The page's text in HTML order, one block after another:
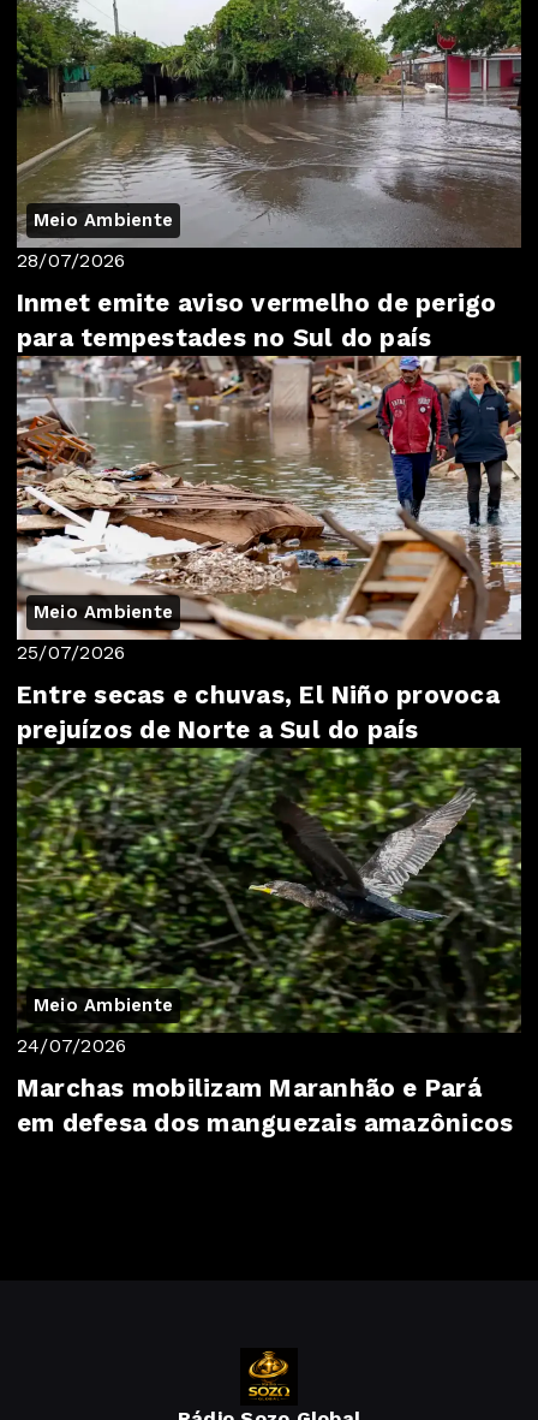
Meio Ambiente
28/07/2026
Inmet emite aviso vermelho de perigo
para tempestades no Sul do país
Meio Ambiente
25/07/2026
Entre secas e chuvas, El Niño provoca
prejuízos de Norte a Sul do país
Meio Ambiente
24/07/2026
Marchas mobilizam Maranhão e Pará
em defesa dos manguezais amazônicos